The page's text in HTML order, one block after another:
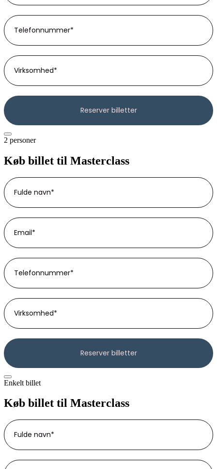
2 personer
Køb billet til Masterclass
Enkelt billet
Køb billet til Masterclass